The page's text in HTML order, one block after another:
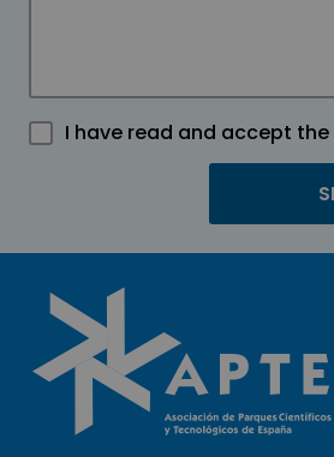
I have read and accept the